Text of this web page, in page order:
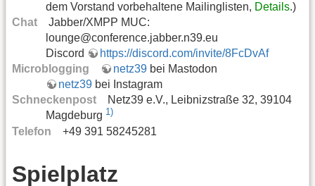
dem Vorstand vorbehaltene Mailinglisten, Details.)
Chat
Jabber/XMPP MUC:
lounge@conference.jabber.n39.eu
Discord
https://discord.com/invite/8FcDvAf
Microblogging
netz39 bei Mastodon
netz39 bei Instagram
Schneckenpost
Netz39 e.V., Leibnizstraße 32, 39104
Magdeburg 1)
Telefon +49 391 58245281
Spielplatz